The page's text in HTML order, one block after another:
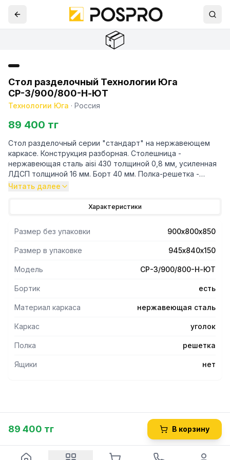
📦
Стол разделочный Технологии Юга
СР-3/900/800-Н-ЮТ
Технологии Юга · Россия
89 400 тг
Стол разделочный серии "стандарт" на нержавеющем
каркасе. Конструкция разборная. Столешница -
нержавеющая сталь aisi 430 толщиной 0,8 мм, усиленная
ЛДСП толщиной 16 мм. Борт 40 мм. Полка-решетка -
нержавеющая сталь толщиной 0,8 мм. Каркас - уголок
Читать далее
Характеристики
Размер без упаковки 900х800х850
Размер в упаковке 945х840х150
Модель СР-3/900/800-Н-ЮТ
Бортик есть
Материал каркаса нержавеющая сталь
Каркас уголок
Полка решетка
Ящики нет
89 400 тг В корзину